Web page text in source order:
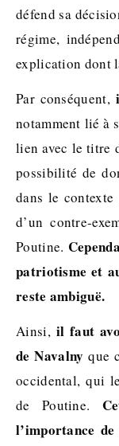
défend sa
régime,
explication dont
Par conséquent,
notamment lié à
lien avec le titre
possibilité de
dans le
d’un contre-
Poutine.
patriotisme et
reste ambiguë.
Ainsi, il faut
de Navalnyque
occidental, qui
de Poutine.
l’importance